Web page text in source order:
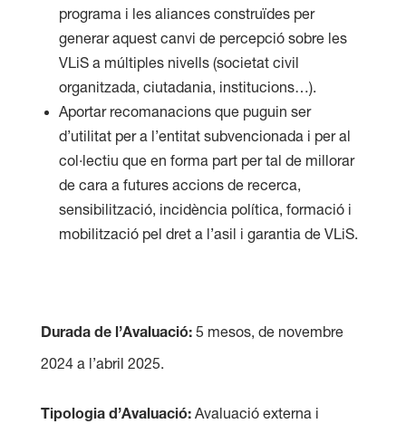
programa i les aliances construïdes per
generar aquest canvi de percepció sobre les
VLiS a múltiples nivells (societat civil
organitzada, ciutadania, institucions…).
Aportar recomanacions que puguin ser
d’utilitat per a l’entitat subvencionada i per al
col·lectiu que en forma part per tal de millorar
de cara a futures accions de recerca,
sensibilització, incidència política, formació i
mobilització pel dret a l’asil i garantia de VLiS.
Durada de l’Avaluació: 5 mesos, de novembre
2024 a l’abril 2025.
Tipologia d’Avaluació:Avaluació externa i